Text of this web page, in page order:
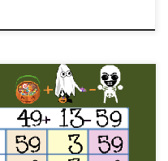
El jugador/a tiene
primero la